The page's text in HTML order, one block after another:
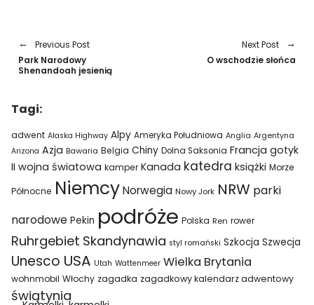
Previous Post
Park Narodowy
Shenandoah jesienią
Next Post
O wschodzie słońca
Tagi:
adwent Alaska Highway Alpy Ameryka Południowa Anglia Argentyna
Arizona Azja Bawaria Belgia Chiny Dolna Saksonia Francja gotyk
II wojna światowa kamper Kanada katedra książki Morze
Północne Niemcy Norwegia Nowy Jork NRW parki
narodowe Pekin podróże Polska Ren rower
Ruhrgebiet Skandynawia styl romański Szkocja Szwecja
Unesco USA Utah Wattenmeer Wielka Brytania
wohnmobil Włochy zagadka zagadkowy kalendarz adwentowy
świątynia